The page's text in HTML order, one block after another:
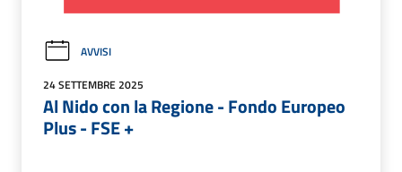
AVVISI
24 SETTEMBRE 2025
Al Nido con la Regione - Fondo Europeo
Plus - FSE +